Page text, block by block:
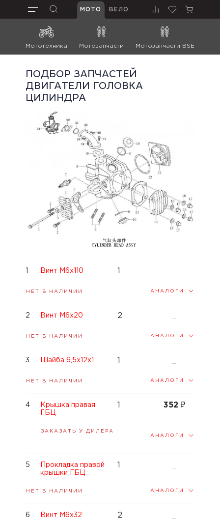
МОТО ВЕЛО
Мототехника Мотозапчасти Мотозапчасти BSE
ПОДБОР ЗАПЧАСТЕЙ
ДВИГАТЕЛИ ГОЛОВКА
ЦИЛИНДРА
Винт M6x110
—
НЕТ В НАЛИЧИИ АНАЛОГИ
Винт M6x20 2 —
НЕТ В НАЛИЧИИ АНАЛОГИ
2
Шайба 6,5x12x1
—
НЕТ В НАЛИЧИИ АНАЛОГИ
3
Крышка правая
ГБЦ
352 ₽
ЗАКАЗАТЬ У ДИЛЕРА
АНАЛОГИ
4
Прокладка правой
крышки ГБЦ
—
НЕТ В НАЛИЧИИ АНАЛОГИ
5
Винт M6x32 2 —
6